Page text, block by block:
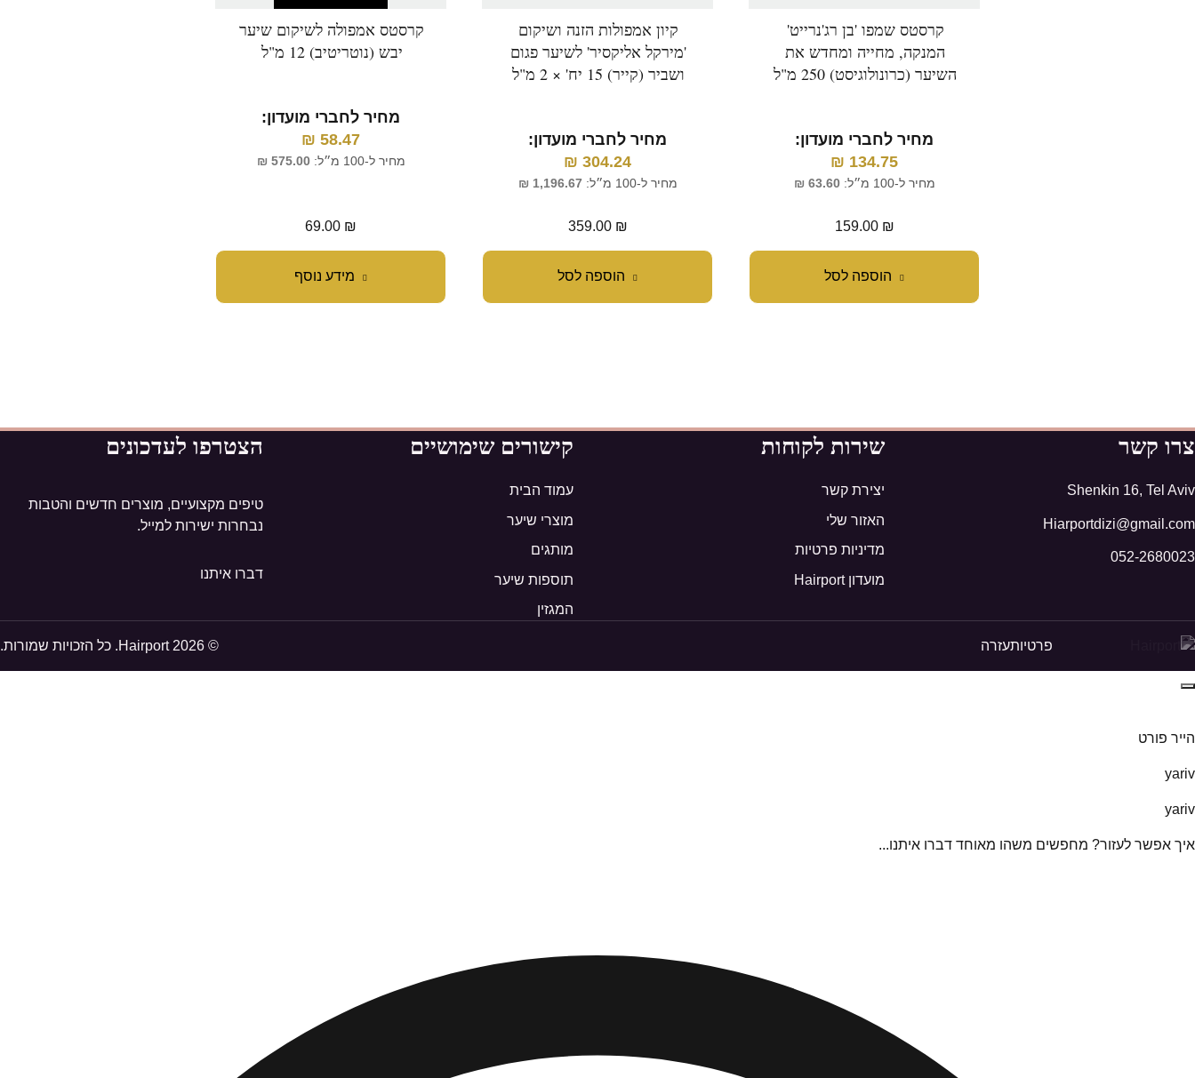
הוספה לסל
קרסטס שמפו 'בן רג'נרייט'
המנקה, מחייה ומחדש את
השיער (כרונולוגיסט) 250 מ"ל
מחיר לחברי מועדון:
134.75
₪
מחיר ל-100 מ״ל: 63.60
₪
159.00 ₪
הוספה לסל
קיון אמפולות הזנה ושיקום
'מירקל אליקסיר' לשיער פגום
ושביר (קייר) 15 יח' × 2 מ"ל
מחיר לחברי מועדון:
304.24
₪
מחיר ל-100 מ״ל: 1,196.67
₪
359.00 ₪
מידע נוסף
קרסטס אמפולה לשיקום שיער
יבש (נוטריטיב) 12 מ"ל
מחיר לחברי מועדון:
58.47
₪
מחיר ל-100 מ״ל: 575.00
₪
69.00 ₪
צרו קשר
Shenkin 16, Tel Aviv
Hiarportdizi@gmail.com
052-2680023
שירות לקוחות
יצירת קשר
האזור שלי
מדיניות פרטיות
מועדון Hairport
קישורים שימושיים
עמוד הבית
מוצרי שיער
מותגים
תוספות שיער
המגזין
הצטרפו לעדכונים
טיפים מקצועיים, מוצרים חדשים והטבות
נבחרות ישירות למייל.
דברו איתנו
פרטיותעזרה © 2026 Hairport. כל הזכויות שמורות.
הייר פורט
yariv
yariv
איך אפשר לעזור? מחפשים משהו מאוחד דברו איתנו...